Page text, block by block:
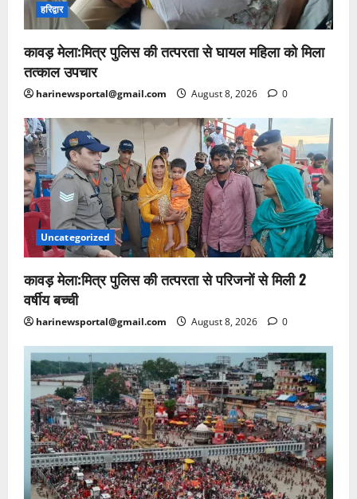
हरिद्वार
कावड़ मेला:मित्र पुलिस की तत्परता से घायल महिला को मिला
तत्काल उपचार
harinewsportal@gmail.com August 8, 2026 0
Uncategorized
कावड़ मेला:मित्र पुलिस की तत्परता से परिजनों से मिली 2
वर्षीय बच्ची
harinewsportal@gmail.com August 8, 2026 0